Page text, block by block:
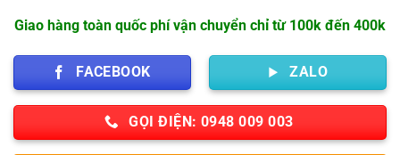
Giao hàng toàn quốc phí vận chuyển chỉ từ 100k đến 400k
FACEBOOK ZALO
GỌI ĐIỆN: 0948 009 003